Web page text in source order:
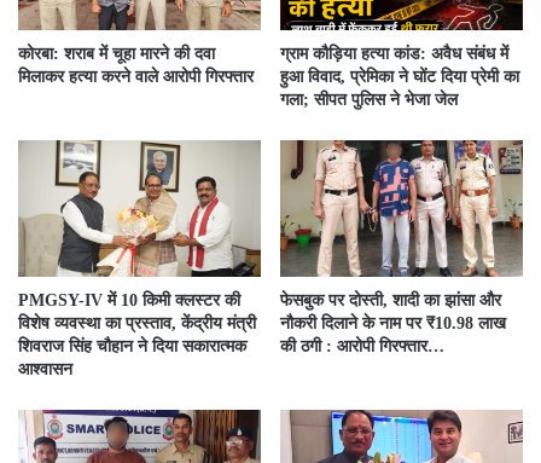
कोरबा: शराब में चूहा मारने की दवा
मिलाकर हत्या करने वाले आरोपी गिरफ्तार
ग्राम कौड़िया हत्या कांड: अवैध संबंध में
हुआ विवाद, प्रेमिका ने घोंट दिया प्रेमी का
गला; सीपत पुलिस ने भेजा जेल
PMGSY-IV में 10 किमी क्लस्टर की
विशेष व्यवस्था का प्रस्ताव, केंद्रीय मंत्री
शिवराज सिंह चौहान ने दिया सकारात्मक
आश्वासन
फेसबुक पर दोस्ती, शादी का झांसा और
नौकरी दिलाने के नाम पर ₹10.98 लाख
की ठगी : आरोपी गिरफ्तार…